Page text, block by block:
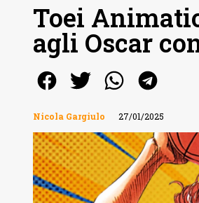
Toei
agli Oscar
Nicola Gargiulo 27/01/2025